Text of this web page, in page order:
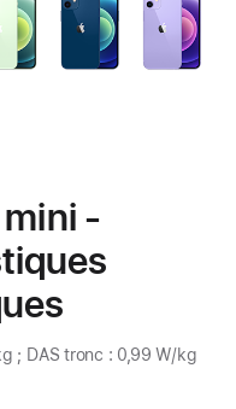
-
; DAS tronc : 0,99 W/kg